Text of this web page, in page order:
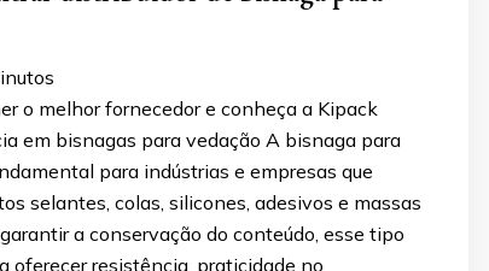
o melhor fornecedor e conheça a Kipack
em bisnagas para vedação A bisnaga para
para indústrias e empresas que
selantes, colas, silicones, adesivos e massas
a conservação do conteúdo, esse tipo
oferecer resistência, praticidade no …